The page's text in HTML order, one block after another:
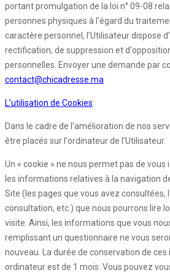
portant promulgation de la loi n° 09-08
personnes physiques à l'égard du
caractère personnel, l’Utilisateur dispose
rectification, de suppression et
personnelles. Envoyer une demande par
contact@chicadresse.ma
L’utilisation de Cookies
Dans le cadre de l'amélioration de nos
être placés sur l'ordinateur de l'Utilisateur.
Un « cookie » ne nous permet pas de
les informations relatives à la navigation
Site (les pages que vous avez consultées,
consultation, etc.) que nous pourrons lire
visite. Ainsi, les informations que vous
remplissant un questionnaire ne vous
nouveau. La durée de conservation de
ordinateur est de 1 mois. Vous pouvez